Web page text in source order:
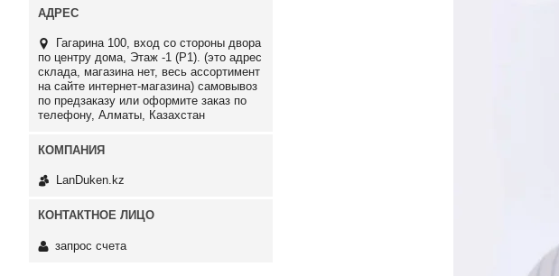
Гагарина 100, вход со стороны двора
по центру дома, Этаж -1 (P1). (это адрес
склада, магазина нет, весь ассортимент
на сайте интернет-магазина) самовывоз
по предзаказу или оформите заказ по
телефону, Алматы, Казахстан
LanDuken.kz
запрос счета